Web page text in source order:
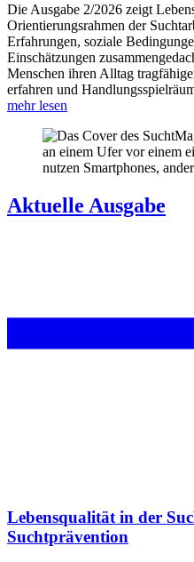
Die Ausgabe 2/2026 zeigt
Orientierungsrahmen der
Erfahrungen, soziale
Einschätzungen
Menschen ihren Alltag
erfahren und
mehr lesen
Aktuelle Ausgabe
Lebensqualität in der
Suchtprävention